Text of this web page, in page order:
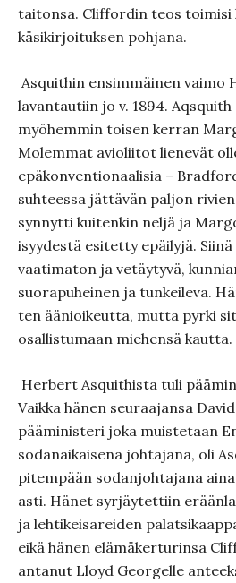
taitonsa. Cliffordin teos toimisi
käsikirjoituk­sen pohjana.
Asquithin ensimmäinen vaimo
lavantautiin jo v. 1894.
myöhem­min toisen kerran
Molemmat avioliitot lienevät
epäkonven­tionaalisia –
suhteessa jättävän paljon
synnytti kuitenkin neljä ja
isyydestä esitetty epäilyjä.
vaatimaton ja vetäytyvä,
suorapuheinen ja tunkeileva.
ten äänioikeutta, mutta pyrki
osallistumaan miehensä kautta.
Herbert Asquithista tuli
Vaikka hänen seuraajansa
pääministeri joka muistetaan
sodanaikaisena johtajana, oli
pitempään sodanjohtajana aina
asti. Hänet syr­jäytettiin
ja lehtikeisareiden
eikä hänen elämäkerturinsa
antanut Lloyd Georgelle